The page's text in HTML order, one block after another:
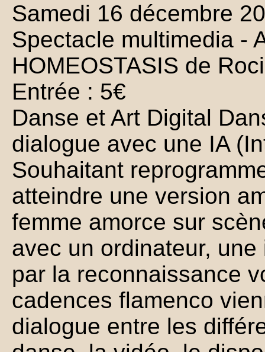
Samedi 16 décembre
Spectacle multimedia -
HOMEOSTASIS de
Entrée : 5€
Danse et Art Digital
dialogue avec une IA
Souhaitant
atteindre une version
femme amorce sur
avec un ordinateur,
par la reconnaissance
cadences flamenco
dialogue entre les